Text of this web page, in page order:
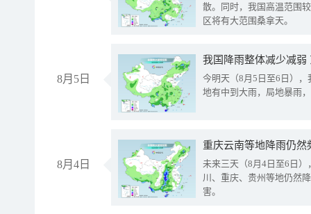
散。同时，我国高温范围
区将有大范围桑拿天。
8月5日
我国降雨整体减少减弱
今明天（8月5日至6日）
地有中到大雨，局地暴雨
8月4日
重庆云南等地降雨仍然
未来三天（8月4日至6日
川、重庆、贵州等地仍然
害。